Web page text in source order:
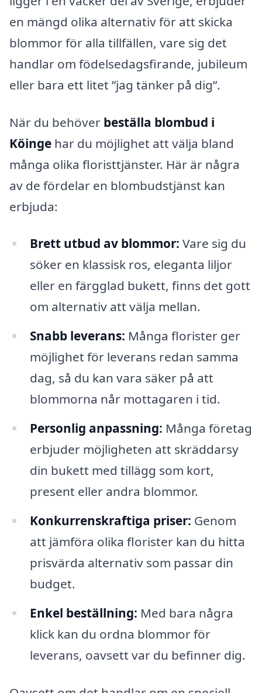
en mängd olika alternativ för att skicka
blommor för alla tillfällen, vare sig det
handlar om födelsedagsfirande, jubileum
eller bara ett litet ”jag tänker på dig”.
När du behöver beställa blombud i
Köinge har du möjlighet att välja bland
många olika floristtjänster. Här är några
av de fördelar en blombudstjänst kan
erbjuda:
Brett utbud av blommor: Vare sig du
söker en klassisk ros, eleganta liljor
eller en färgglad bukett, finns det gott
om alternativ att välja mellan.
Snabb leverans: Många florister ger
möjlighet för leverans redan samma
dag, så du kan vara säker på att
blommorna når mottagaren i tid.
Personlig anpassning: Många företag
erbjuder möjligheten att skräddarsy
din bukett med tillägg som kort,
present eller andra blommor.
Konkurrenskraftiga priser: Genom
att jämföra olika florister kan du hitta
prisvärda alternativ som passar din
budget.
Enkel beställning: Med bara några
klick kan du ordna blommor för
leverans, oavsett var du befinner dig.